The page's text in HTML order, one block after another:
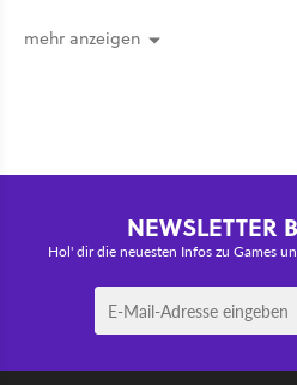
mehr anzeigen
NEWSLETTER
Hol' dir die neuesten Infos zu Games